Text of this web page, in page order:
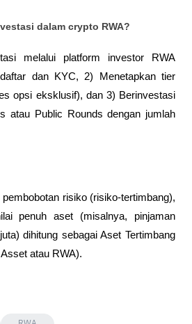
dalam crypto RWA?
melalui platform investor RWA
dan KYC, 2) Menetapkan tier
opsi eksklusif), dan 3) Berinvestasi
atau Public Rounds dengan jumlah
risiko (risiko-tertimbang),
penuh aset (misalnya, pinjaman
dihitung sebagai Aset Tertimbang
atau RWA).